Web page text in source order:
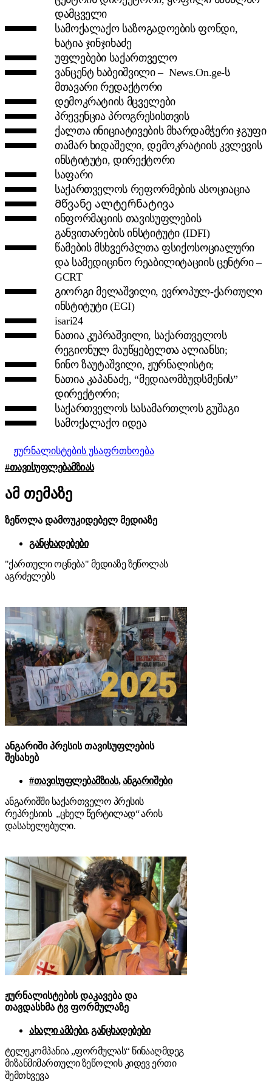
დამცველი
სამოქალაქო საზოგადოების ფონდი,
ხატია ჯინჯიხაძე
უფლებები საქართველო
ვანცენტ ხაბეიშვილი – News.On.ge-ს
მთავარი რედაქტორი
დემოკრატიის მცველები
პრევენცია პროგრესისთვის
ქალთა ინიციატივების მხარდამჭერი ჯგუფი
თამარ ხიდაშელი, დემოკრატიის კვლევის
ინსტიტუტი, დირექტორი
საფარი
საქართველოს რეფორმების ასოციაცია
Მწვანე ალტერნატივა
ინფორმაციის თავისუფლების
განვითარების ინსტიტუტი (IDFI)
წამების მსხვერპლთა ფსიქოსოციალური
და სამედიცინო რეაბილიტაციის ცენტრი –
GCRT
გიორგი მელაშვილი, ევროპულ-ქართული
ინსტიტუტი (EGI)
isari24
ნათია კუპრაშვილი, საქართველოს
რეგიონულ მაუწყებელთა ალიანსი;
ნინო ზაუტაშვილი, ჟურნალისტი;
ნათია კაპანაძე, “მედიაომბუდსმენის”
დირექტორი;
საქართველოს სასამართლოს გუშაგი
სამოქალაქო იდეა
ჟურნალისტების უსაფრთხოება
#ᲗᲐᲕᲘᲡᲣᲤᲚᲔᲑᲐᲛᲖᲘᲐᲡ
ამ თემაზე
ზეწოლა დამოუკიდებელ მედიაზე
განცხადებები
"ქართული ოცნება" მედიაზე ზეწოლას
აგრძელებს
ანგარიში პრესის თავისუფლების
შესახებ
#თავისუფლებამზიას,ანგარიშები
ანგარიშში საქართველო პრესის
რეპრესიის „ცხელ წერტილად“ არის
დასახელებული.
ჟურნალისტების დაკავება და
თავდასხმა ტვ ფორმულაზე
ახალი ამბები,განცხადებები
ტელეკომპანია „ფორმულას“ წინააღმდეგ
მიზანმიმართული ზეწოლის კიდევ ერთი
შემთხვევა